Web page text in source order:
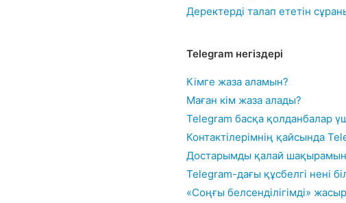
Деректерді талап ететін
Telegram негіздері
Кімге жаза аламын?
Маған кім жаза алады?
Telegram басқа қолданбалар
Контактілерімнің қайсында
Достарымды қалай
Telegram-дағы құсбелгі нені
«Соңғы белсенділігімді»